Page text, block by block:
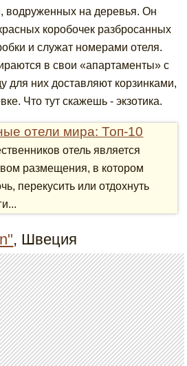
водруженных на деревья. Он
коробочек разбросанных
и служат номерами отеля.
в свои «апартаменты» с
для них доставляют корзинками,
Что тут скажешь - экзотика.
отели мира: Топ-10
отель является
размещения, в котором
перекусить или отдохнуть
, Швеция